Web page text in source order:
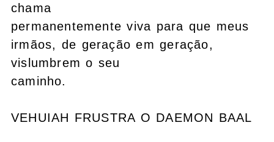
chama
permanentemente viva para que meus
irmãos, de geração em geração,
vislumbrem o seu
caminho.
VEHUIAH FRUSTRA O DAEMON BAAL